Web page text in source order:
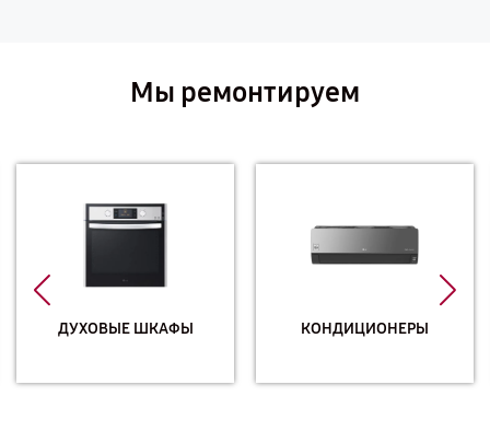
Мы ремонтируем
ДУХОВЫЕ ШКАФЫ КОНДИЦИОНЕРЫ